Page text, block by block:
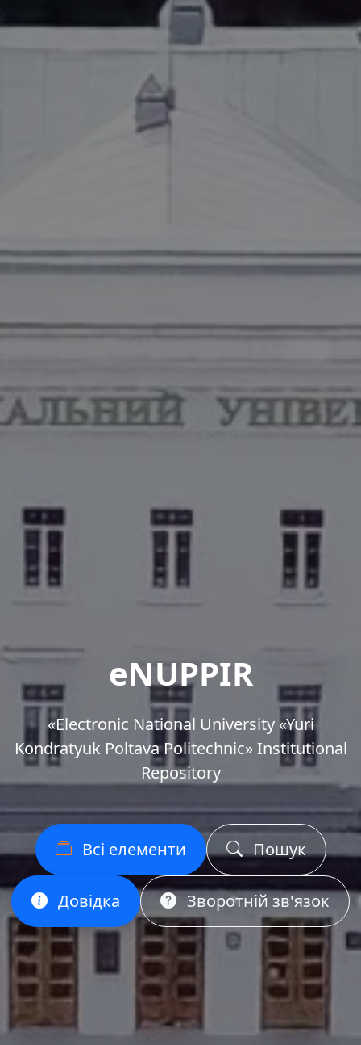
eNUPPIR
«Еlectronic National University «Yuri
Kondratyuk Poltava Politechnic» Institutional
Repository
Всі елементи Пошук
Довідка Зворотній зв'язок